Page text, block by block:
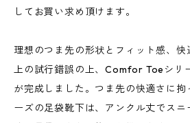
してお買い求め頂けます。
理想のつま先の形状とフィット感、
上の試行錯誤の上、Comfor Toeシリ
が完成しました。つま先の快適さに
ーズの足袋靴下は、アンクル丈でス